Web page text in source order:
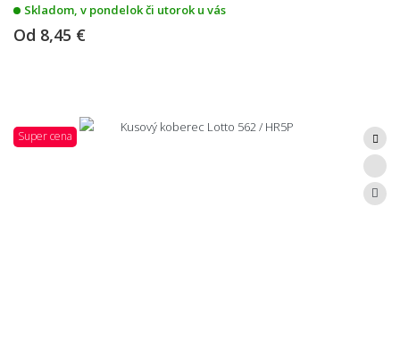
Skladom, v pondelok či utorok u vás
Od 8,45 €
Super cena